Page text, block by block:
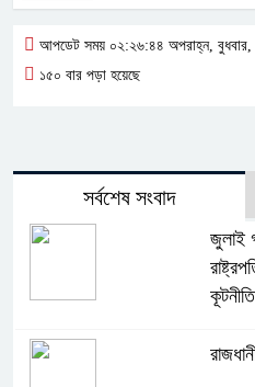
আপডেট সময় ০২:২৬:৪৪ অপরাহ্ন,
১৫০ বার পড়া হয়েছে
সর্বশেষ সংবাদ
জুলাই